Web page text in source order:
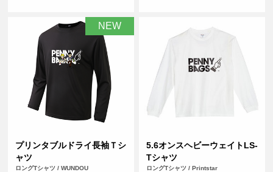
NEW
プリンタブルドライ長袖Ｔシ
ャツ
ロングTシャツ / WUNDOU
5.6オンスヘビーウェイトLS-
Tシャツ
ロングTシャツ / Printstar